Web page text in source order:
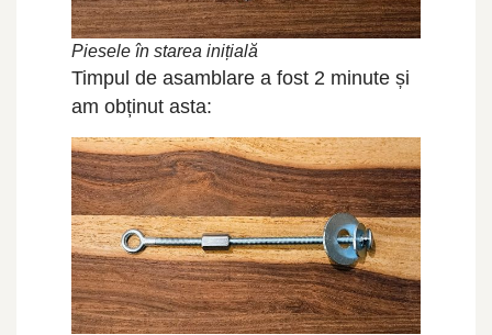
Piesele în starea inițială
Timpul de asamblare a fost 2 minute și
am obținut asta: